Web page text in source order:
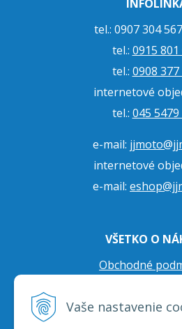
Vaše nastavenie
tel.: 0907
tel.: 0915 801
tel.: 0908 377
internetové
tel.: 045 5479
e-mail:
internetové
e-mail:
VŠETKO O
Obchodné
Prepravné